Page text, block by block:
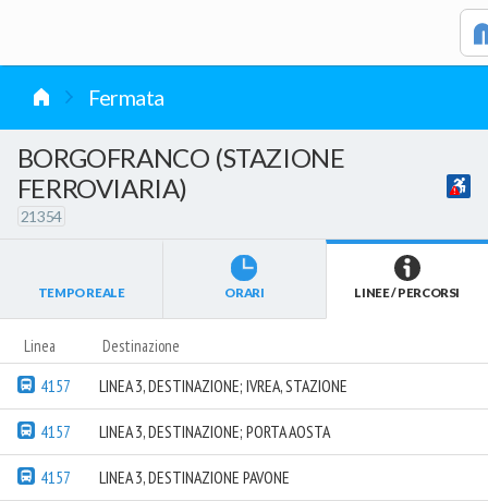
Fermata
BORGOFRANCO (STAZIONE
FERROVIARIA)
21354
TEMPO REALE ORARI LINEE / PERCORSI
Linea Destinazione
4157 LINEA 3, DESTINAZIONE; IVREA, STAZIONE
4157 LINEA 3, DESTINAZIONE; PORTA AOSTA
4157 LINEA 3, DESTINAZIONE PAVONE